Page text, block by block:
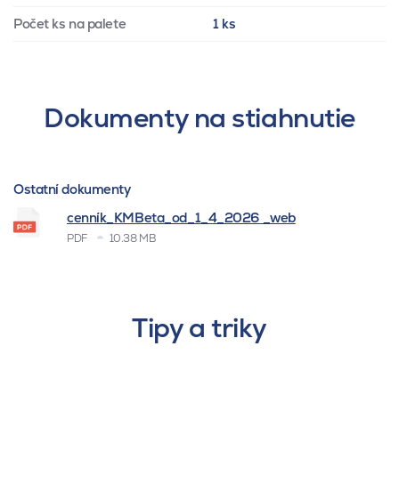
Počet ks na palete 1 ks
Dokumenty na stiahnutie
Ostatní dokumenty
cenník_KMBeta_od_1_4_2026 _web
PDF 10.38 MB
Tipy a triky